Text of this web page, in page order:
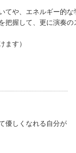
や、エネルギー的な
握して、更に演奏の
ます）
優しくなれる自分が